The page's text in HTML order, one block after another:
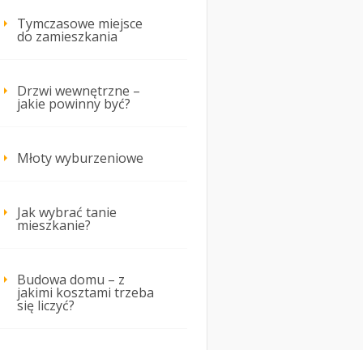
Tymczasowe miejsce
do zamieszkania
Drzwi wewnętrzne –
jakie powinny być?
Młoty wyburzeniowe
Jak wybrać tanie
mieszkanie?
Budowa domu – z
jakimi kosztami trzeba
się liczyć?